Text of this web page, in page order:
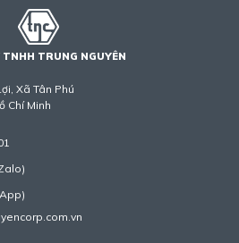
TNHH TRUNG NGUYÊN
Xã Tân Phú
Chí Minh